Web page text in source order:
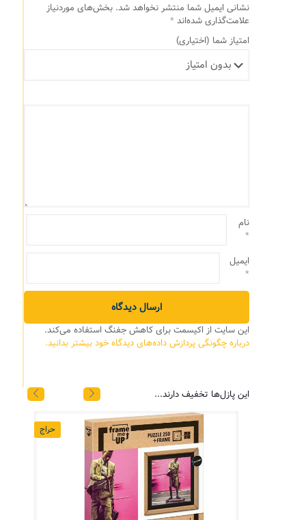
نشانی ایمیل شما منتشر نخواهد شد. بخش‌های موردنیاز
علامت‌گذاری شده‌اند *
امتیاز شما (اختیاری)
نام
*
ایمیل
*
این سایت از اکیسمت برای کاهش جفنگ استفاده می‌کند.
درباره چگونگی پردازش داده‌های دیدگاه خود بیشتر بدانید.
این پازل‌ها تخفیف دارند...
حراج